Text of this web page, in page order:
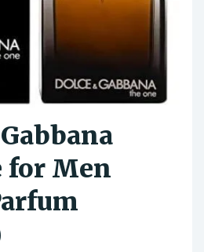
for Men